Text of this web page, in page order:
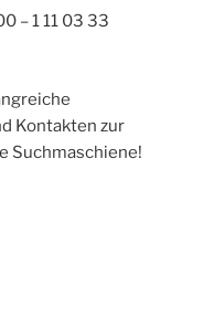
– 1 11 03 33
Kontakten zur
Suchmaschiene!